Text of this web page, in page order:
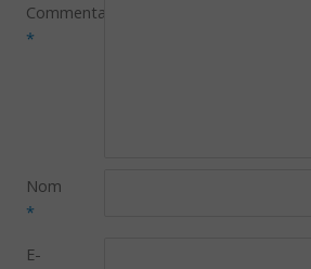
Commentaire
*
Nom
*
E-